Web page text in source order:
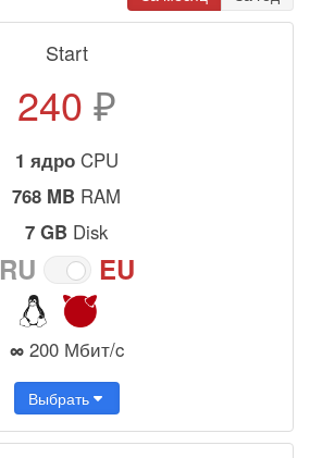
Start
240 ₽
1 ядроCPU
768 MB RAM
7 GB Disk
RU EU
∞200 Мбит/c
Выбрать